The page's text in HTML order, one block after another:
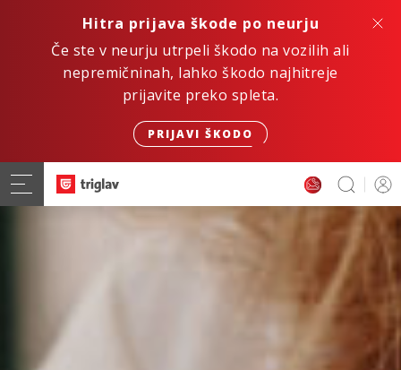
Hitra prijava škode po neurju
Če ste v neurju utrpeli škodo na vozilih ali
nepremičninah, lahko škodo najhitreje
prijavite preko spleta.
PRIJAVI ŠKODO